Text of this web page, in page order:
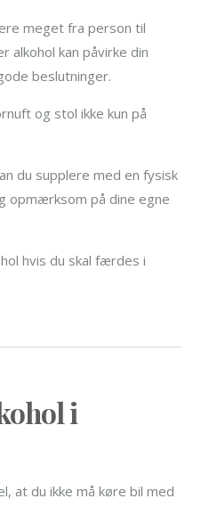
meget fra person til
alkohol kan påvirke din
beslutninger.
og stol ikke kun på
du supplere med en fysisk
opmærksom på dine egne
hvis du skal færdes i
i
at du ikke må køre bil med